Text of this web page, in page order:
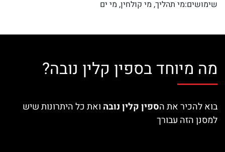
שימושים:מי תהליך, מי קולחין, מי ים
מה מיוחד בספין קלין נובה?
בוא להכיר את הספין קלין נובה ואת כל היתרונות שיש
למסנן הזה עבורך